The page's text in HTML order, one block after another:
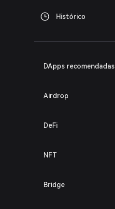
Español (Argentina)
Histórico
DApps recomendadas
Airdrop
DeFi
NFT
Bridge